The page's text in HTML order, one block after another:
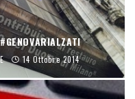
14 Ottobre 2014